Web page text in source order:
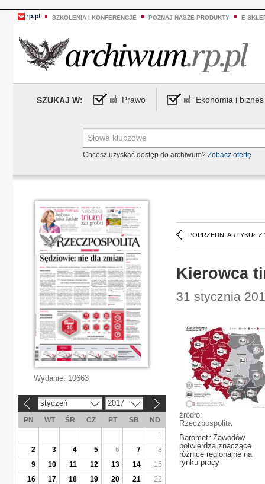
SZKOLENIA I KONFERENCJE POZNAJ NASZE PRODUKTY E-
SZUKAJ W: Prawo Ekonomia i biznes
Chcesz uzyskać dostęp do archiwum? Zobacz ofertę
POPRZEDNI ARTYKUŁ Z
Kierowca
31 stycznia
źródło:
Rzeczpospolita
Barometr Zawodów
potwierdza znaczące
różnice regionalne na
rynku pracy
Wydanie: 10663
styczeń 2017
PN WT ŚR CZ PT SB
ND
1
2
3 4 5 6 7
8
9
10 11 12 13 14
15
16
17 18 19 20 21
22